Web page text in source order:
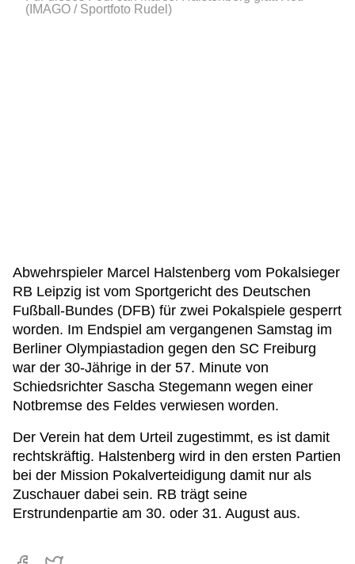
(IMAGO / Sportfoto Rudel)
Abwehrspieler Marcel Halstenberg vom Pokalsieger
RB Leipzig ist vom Sportgericht des Deutschen
Fußball-Bundes (DFB) für zwei Pokalspiele gesperrt
worden. Im Endspiel am vergangenen Samstag im
Berliner Olympiastadion gegen den SC Freiburg
war der 30-Jährige in der 57. Minute von
Schiedsrichter Sascha Stegemann wegen einer
Notbremse des Feldes verwiesen worden.
Der Verein hat dem Urteil zugestimmt, es ist damit
rechtskräftig. Halstenberg wird in den ersten Partien
bei der Mission Pokalverteidigung damit nur als
Zuschauer dabei sein. RB trägt seine
Erstrundenpartie am 30. oder 31. August aus.